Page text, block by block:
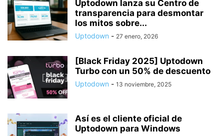
Uptodown lanza su Centro de
transparencia para desmontar
los mitos sobre...
Uptodown - 27 enero, 2026
[Black Friday 2025] Uptodown
Turbo con un 50% de descuento
Uptodown - 13 noviembre, 2025
Así es el cliente oficial de
Uptodown para Windows